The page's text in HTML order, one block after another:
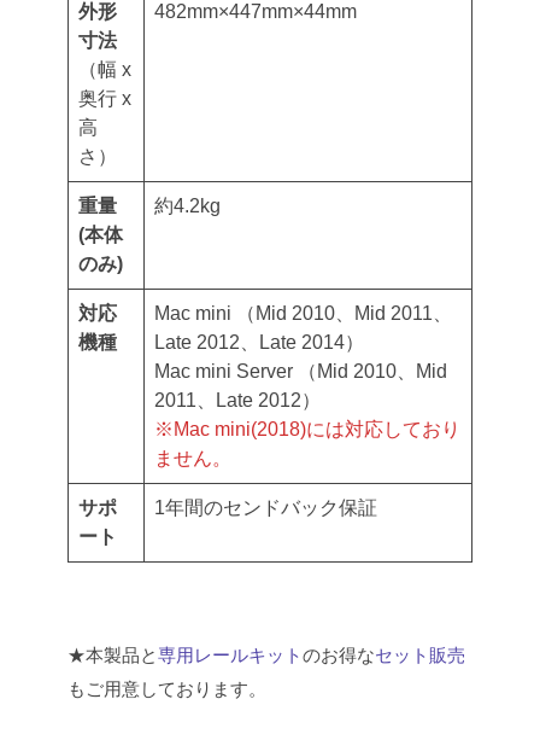
外形
寸法
（幅 x
奥行 x
高
さ）
482mm×447mm×44mm
重量
(本体
のみ)
約4.2kg
対応
機種
Mac mini （Mid 2010、Mid 2011、
Late 2012、Late 2014）
Mac mini Server （Mid 2010、Mid
2011、Late 2012）
※Mac mini(2018)には対応しており
ません。
サポ
ート
1年間のセンドバック保証
★本製品と専用レールキットのお得なセット販売
もご用意しております。